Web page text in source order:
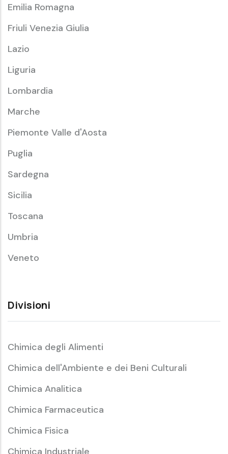
Emilia Romagna
Friuli Venezia Giulia
Lazio
Liguria
Lombardia
Marche
Piemonte Valle d'Aosta
Puglia
Sardegna
Sicilia
Toscana
Umbria
Veneto
Divisioni
Chimica degli Alimenti
Chimica dell'Ambiente e dei Beni Culturali
Chimica Analitica
Chimica Farmaceutica
Chimica Fisica
Chimica Industriale